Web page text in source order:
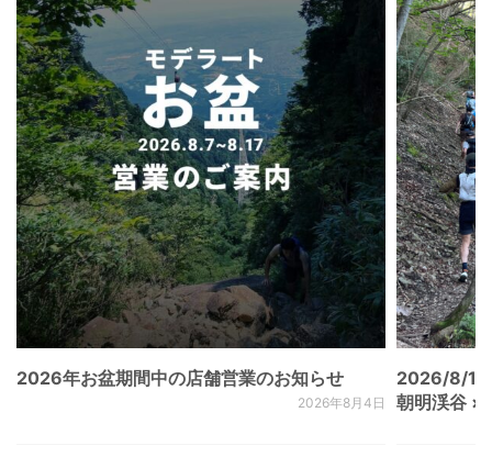
2026年お盆期間中の店舗営業のお知らせ
2026年8月4日
2026/8/
朝明渓谷 ×